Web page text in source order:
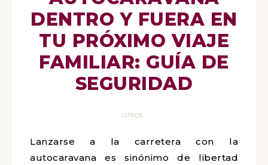
DENTRO Y FUERA EN
TU PRÓXIMO VIAJE
FAMILIAR: GUÍA DE
SEGURIDAD
OTROS
Lanzarse a la carretera con la
autocaravana es sinónimo de libertad